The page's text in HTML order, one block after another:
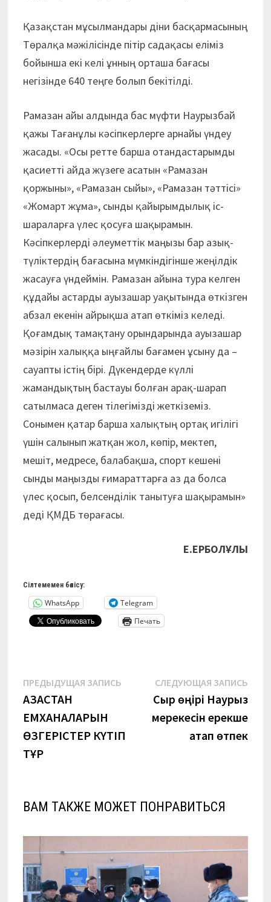
Қазақстан мұсылмандары діни басқармасының
Төралқа мәжілісінде пітір садақасы еліміз
бойынша екі келі ұнның орташа бағасы
негізінде 640 теңге болып бекітілді.
Рамазан айы алдында бас мүфти Наурызбай
қажы Тағанұлы кәсіпкерлерге арнайы үндеу
жасады. «Осы ретте барша отандастарымды
қасиетті айда жүзеге асатын «Рамазан
қоржыны», «Рамазан сыйы», «Рамазан тәттісі»
«Жомарт жұма», сынды қайырымдылық іс-
шараларға үлес қосуға шақырамын.
Кәсіпкерлерді әлеуметтік маңызы бар азық-
түліктердің бағасына мүмкіндігінше жеңілдік
жасауға үндеймін. Рамазан айына тура келген
құдайы астарды ауызашар уақытында өткізген
абзал екенін айрықша атап өткіміз келеді.
Қоғамдық тамақтану орындарында ауызашар
мәзірін халыққа ыңғайлы бағамен ұсыну да –
сауапты істің бірі. Дүкендерде күллі
жамандықтың бастауы болған арақ-шарап
сатылмаса деген тілегімізді жеткіземіз.
Сонымен қатар барша халықтың ортақ игілігі
үшін салынып жатқан жол, көпір, мектеп,
мешіт, медресе, балабақша, спорт кешені
сынды маңызды ғимараттарға аз да болса
үлес қосып, белсенділік танытуға шақырамын»
деді ҚМДБ төрағасы.
Е.ЕРБОЛҰЛЫ
Сілтемемен бөлісу:
WhatsApp
Telegram
Печать
Навигация
по
записям
ПРЕДЫДУЩАЯ ЗАПИСЬПредыдущая
запись:
ҚАЗАҚСТАН
ЕМХАНАЛАРЫН
ӨЗГЕРІСТЕР КҮТІП
ТҰР
СЛЕДУЮЩАЯ ЗАПИСЬ
Сыр өңірі Наурыз
мерекесін ерекше
атап өтпек
ВАМ ТАКЖЕ МОЖЕТ ПОНРАВИТЬСЯ